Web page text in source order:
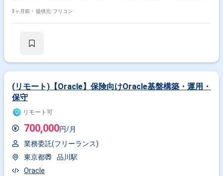
経験
3ヶ月前・ 提供元: フリコン
(リモート)【Oracle】保険向けOracle基盤構築・運用・
保守
リモート可
700,000円/月
業務委託(フリーランス)
東京都
品川駅
Oracle